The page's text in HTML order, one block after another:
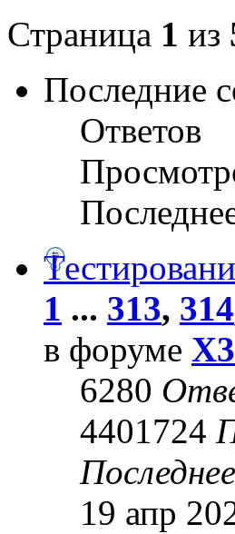
Страница 1 из
Последние
Ответов
1 ... 313, 314
в форуме
6280
4401724
19 апр